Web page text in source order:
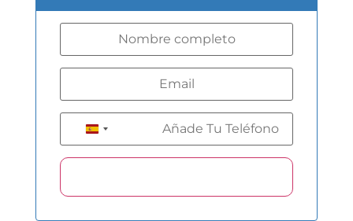
Spain +34